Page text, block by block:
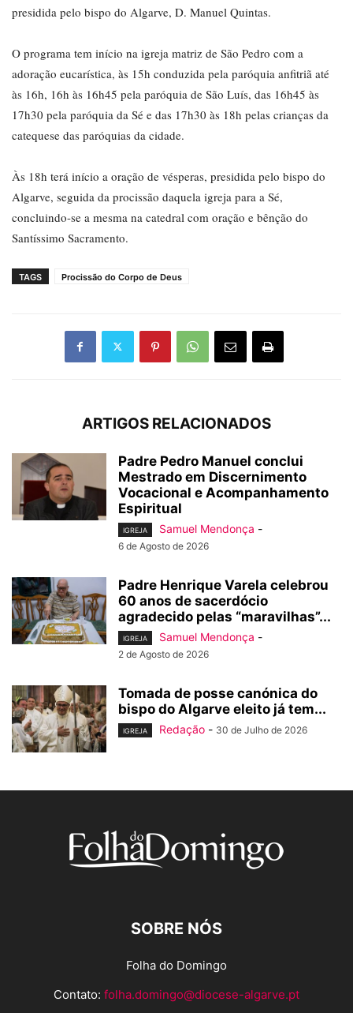
presidida pelo bispo do Algarve, D. Manuel Quintas.
O programa tem início na igreja matriz de São Pedro com a
adoração eucarística, às 15h conduzida pela paróquia anfitriã até
às 16h, 16h às 16h45 pela paróquia de São Luís, das 16h45 às
17h30 pela paróquia da Sé e das 17h30 às 18h pelas crianças da
catequese das paróquias da cidade.
Às 18h terá início a oração de vésperas, presidida pelo bispo do
Algarve, seguida da procissão daquela igreja para a Sé,
concluindo-se a mesma na catedral com oração e bênção do
Santíssimo Sacramento.
TAGS Procissão do Corpo de Deus
ARTIGOS RELACIONADOS
Padre Pedro Manuel conclui
Mestrado em Discernimento
Vocacional e Acompanhamento
Espiritual
IGREJA Samuel Mendonça -
6 de Agosto de 2026
Padre Henrique Varela celebrou
60 anos de sacerdócio
agradecido pelas “maravilhas”...
IGREJA Samuel Mendonça -
2 de Agosto de 2026
Tomada de posse canónica do
bispo do Algarve eleito já tem...
IGREJA Redação - 30 de Julho de 2026
SOBRE NÓS
Folha do Domingo
Contato: folha.domingo@diocese-algarve.pt